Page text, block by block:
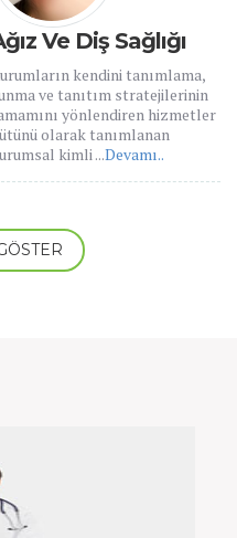
Ve Diş Sağlığı
kendini tanımlama,
ve tanıtım stratejilerinin
yönlendiren hizmetler
olarak tanımlanan
kimli ...Devamı..